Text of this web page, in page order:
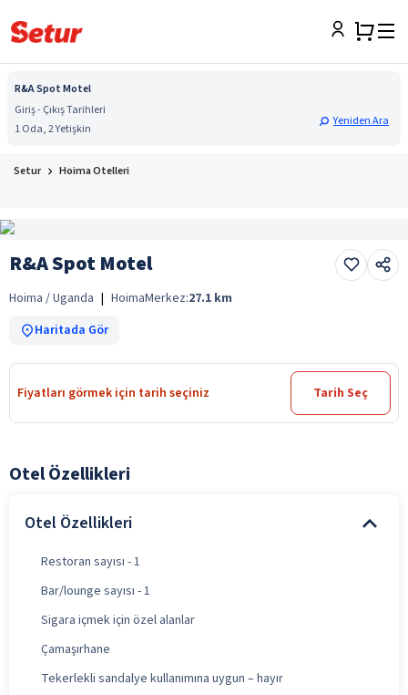
R&A Spot Motel
Giriş - Çıkış Tarihleri
1 Oda, 2 Yetişkin
Yeniden Ara
Setur Hoima Otelleri
R&A Spot Motel
Hoima / Uganda | HoimaMerkez:27.1 km
Haritada Gör
Fiyatları görmek için tarih seçiniz Tarih Seç
Otel Özellikleri
Otel Özellikleri
Restoran sayısı - 1
Bar/lounge sayısı - 1
Sigara içmek için özel alanlar
Çamaşırhane
Tekerlekli sandalye kullanımına uygun – hayır